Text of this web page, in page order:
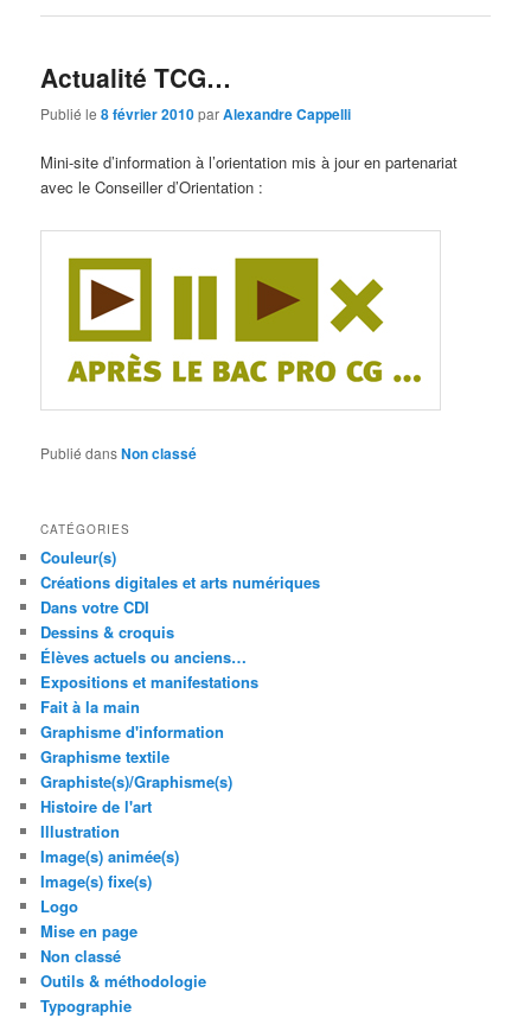
Actualité TCG…
Publié le8 février 2010parAlexandre Cappelli
Mini-site d’information à l’orientation mis à jour en partenariat
avec le Conseiller d’Orientation :
Publié dansNon classé
CATÉGORIES
Couleur(s)
Créations digitales et arts numériques
Dans votre CDI
Dessins & croquis
Élèves actuels ou anciens…
Expositions et manifestations
Fait à la main
Graphisme d'information
Graphisme textile
Graphiste(s)/Graphisme(s)
Histoire de l'art
Illustration
Image(s) animée(s)
Image(s) fixe(s)
Logo
Mise en page
Non classé
Outils & méthodologie
Typographie